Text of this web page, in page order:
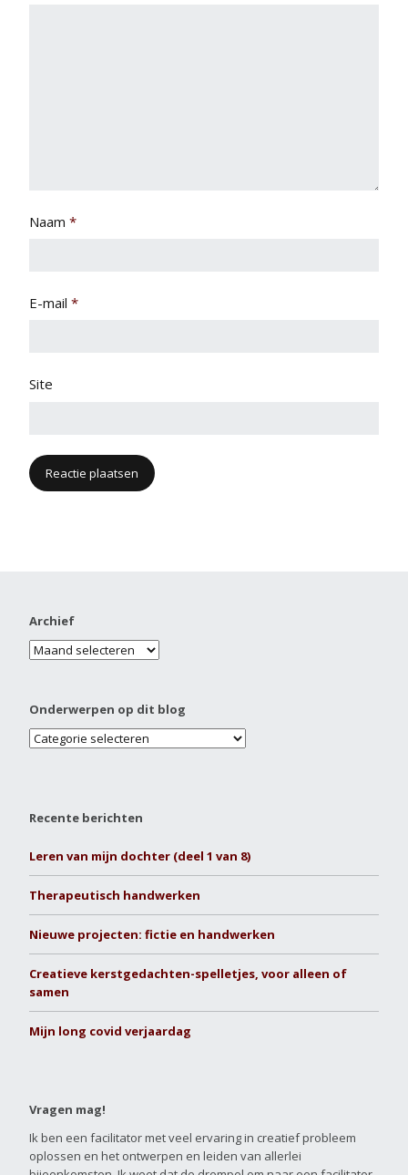
Naam *
E-mail *
Site
Archief
Onderwerpen op dit blog
Recente berichten
Leren van mijn dochter (deel 1 van 8)
Therapeutisch handwerken
Nieuwe projecten: fictie en handwerken
Creatieve kerstgedachten-spelletjes, voor alleen of
samen
Mijn long covid verjaardag
Vragen mag!
Ik ben een facilitator met veel ervaring in creatief probleem
oplossen en het ontwerpen en leiden van allerlei